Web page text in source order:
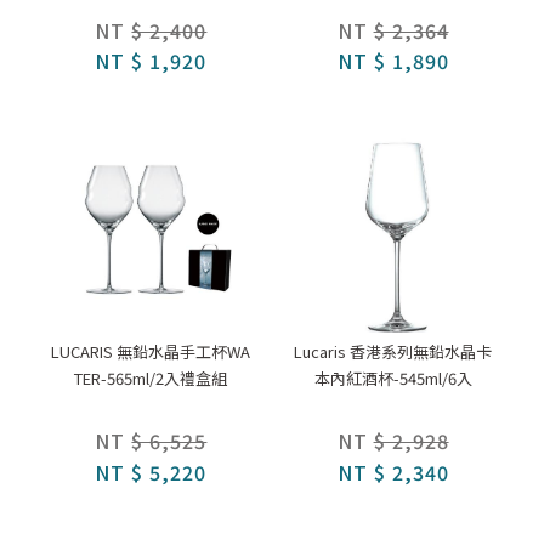
NT $ 2,400
NT $ 1,920
NT $ 2,364
NT $ 1,890
LUCARIS 無鉛水晶手工杯WA
TER-565ml/2入禮盒組
NT $ 6,525
NT $ 5,220
Lucaris 香港系列無鉛水晶卡
本內紅酒杯-545ml/6入
NT $ 2,928
NT $ 2,340